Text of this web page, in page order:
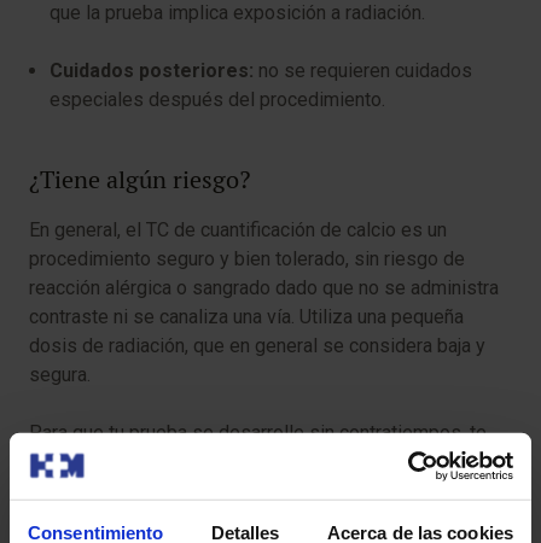
Consentimiento Detalles Acerca de las cookies
que la prueba implica exposición a radiación.
Cuidados posteriores: no se requieren cuidados
especiales después del procedimiento.
¿Tiene algún riesgo?
En general, el TC de cuantificación de calcio es un
procedimiento seguro y bien tolerado, sin riesgo de
reacción alérgica o sangrado dado que no se administra
contraste ni se canaliza una vía. Utiliza una pequeña
dosis de radiación, que en general se considera baja y
segura.
Para que tu prueba se desarrolle sin contratiempos, te
pedimos que llegues con antelación a la hora indicada.